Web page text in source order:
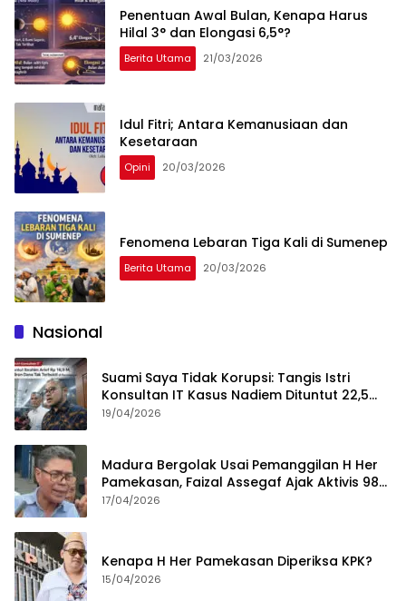
Penentuan Awal Bulan, Kenapa Harus
Hilal 3° dan Elongasi 6,5°?
Berita Utama 21/03/2026
Idul Fitri; Antara Kemanusiaan dan
Kesetaraan
Opini 20/03/2026
Fenomena Lebaran Tiga Kali di Sumenep
Berita Utama 20/03/2026
Nasional
Suami Saya Tidak Korupsi: Tangis Istri
Konsultan IT Kasus Nadiem Dituntut 22,5
Tahun
19/04/2026
Madura Bergolak Usai Pemanggilan H Her
Pamekasan, Faizal Assegaf Ajak Aktivis 98
Bongkar Permainan KPK
17/04/2026
Kenapa H Her Pamekasan Diperiksa KPK?
15/04/2026